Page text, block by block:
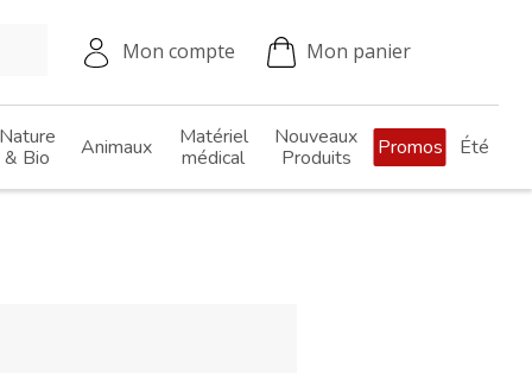
Mon compte Mon panier
Nature
& Bio
Animaux
Matériel
médical
Nouveaux
Produits
Promos Été